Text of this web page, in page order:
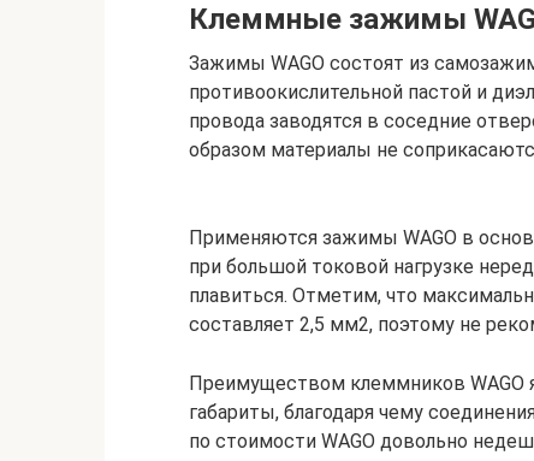
Клеммные зажимы
Зажимы WAGO состоят из
противоокислительной пастой и
провода заводятся в соседние
образом материалы не
Применяются зажимы WAGO в
при большой токовой нагрузке
плавиться. Отметим, что
составляет 2,5 мм2, поэтому не
Преимуществом клеммников WAGO
габариты, благодаря чему
по стоимости WAGO довольно